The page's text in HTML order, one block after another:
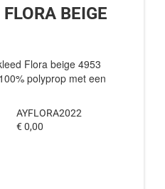
BEIGE
Flora beige 4953
polyprop met een
AYFLORA2022
€ 0,00